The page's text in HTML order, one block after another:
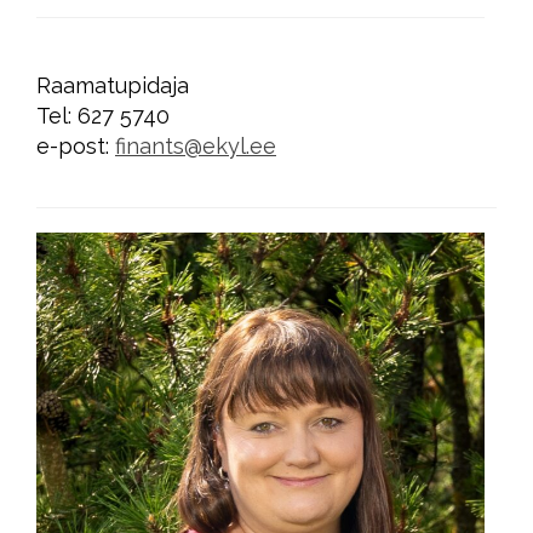
Raamatupidaja
Tel: 627 5740
e-post: finants@ekyl.ee